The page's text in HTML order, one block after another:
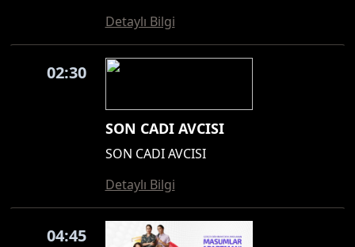
Detaylı Bilgi
02:30
SON CADI AVCISI
SON CADI AVCISI
Detaylı Bilgi
04:45